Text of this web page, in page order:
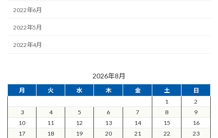
2022年6月
2022年5月
2022年4月
2026年8月
月 火 水 木 金 土
日
1
2
3
4 5 6 7 8
9
10
11 12 13 14 15
16
17
18 19 20 21 22
23